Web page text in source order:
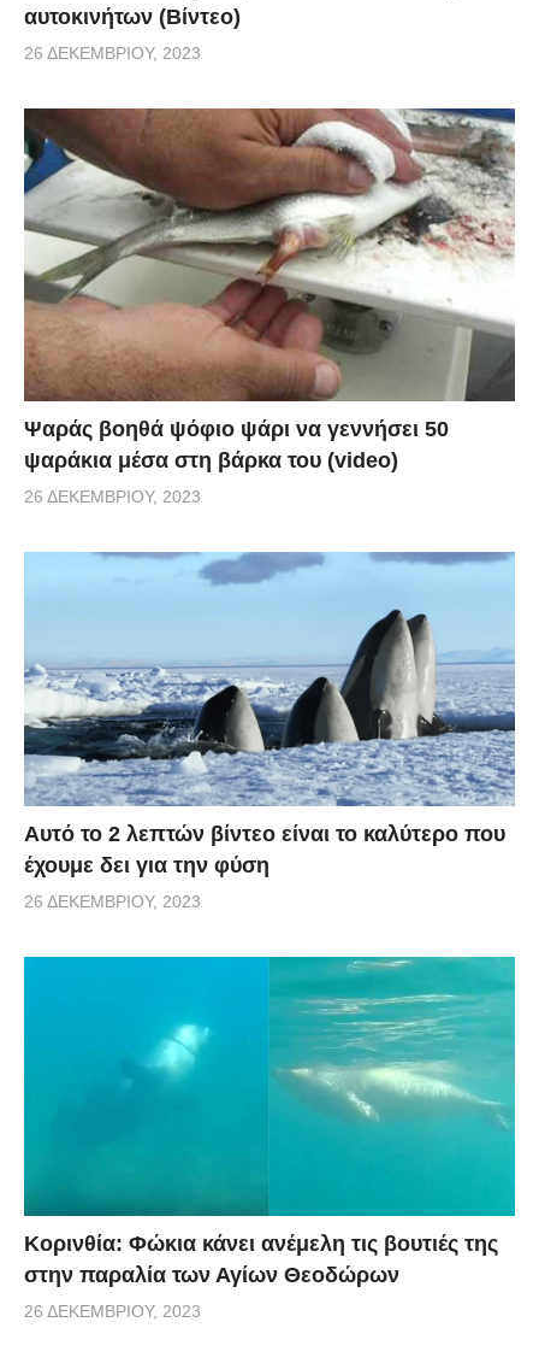
αυτοκινήτων (Βίντεο)
26 ΔΕΚΕΜΒΡΊΟΥ, 2023
Ψαράς βοηθά ψόφιο ψάρι να γεννήσει 50
ψαράκια μέσα στη βάρκα του (video)
26 ΔΕΚΕΜΒΡΊΟΥ, 2023
Αυτό το 2 λεπτών βίντεο είναι το καλύτερο που
έχουμε δει για την φύση
26 ΔΕΚΕΜΒΡΊΟΥ, 2023
Κορινθία: Φώκια κάνει ανέμελη τις βουτιές της
στην παραλία των Αγίων Θεοδώρων
26 ΔΕΚΕΜΒΡΊΟΥ, 2023